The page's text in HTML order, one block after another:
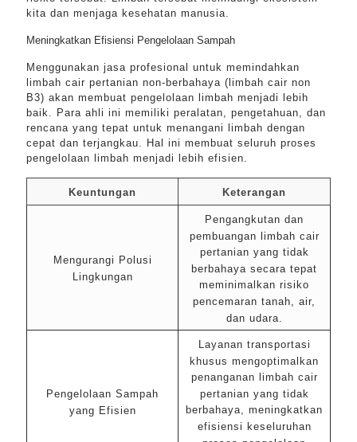
kita dan menjaga kesehatan manusia.
Meningkatkan Efisiensi Pengelolaan Sampah
Menggunakan jasa profesional untuk memindahkan
limbah cair pertanian non-berbahaya (limbah cair non
B3) akan membuat pengelolaan limbah menjadi lebih
baik. Para ahli ini memiliki peralatan, pengetahuan, dan
rencana yang tepat untuk menangani limbah dengan
cepat dan terjangkau. Hal ini membuat seluruh proses
pengelolaan limbah menjadi lebih efisien.
Keuntungan Keterangan
Mengurangi Polusi
Lingkungan
Pengangkutan dan
pembuangan limbah cair
pertanian yang tidak
berbahaya secara tepat
meminimalkan risiko
pencemaran tanah, air,
dan udara.
Pengelolaan Sampah
yang Efisien
Layanan transportasi
khusus mengoptimalkan
penanganan limbah cair
pertanian yang tidak
berbahaya, meningkatkan
efisiensi keseluruhan